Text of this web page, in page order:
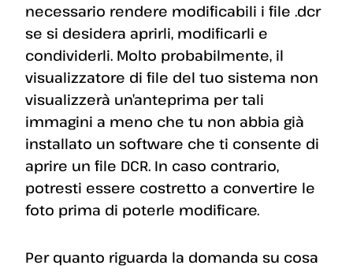
necessario rendere modificabili i file .dcr
se si desidera aprirli, modificarli e
condividerli. Molto probabilmente, il
visualizzatore di file del tuo sistema non
visualizzerà un’anteprima per tali
immagini a meno che tu non abbia già
installato un software che ti consente di
aprire un file DCR. In caso contrario,
potresti essere costretto a convertire le
foto prima di poterle modificare.
Per quanto riguarda la domanda su cosa